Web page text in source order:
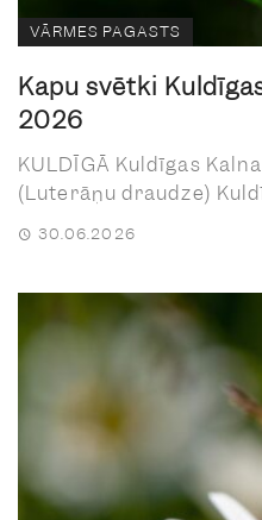
VĀRMES PAGASTS
Kapu svētki
2026
KULDĪGĀ Kuldīgas
(Luterāņu draudze)
30.06.2026